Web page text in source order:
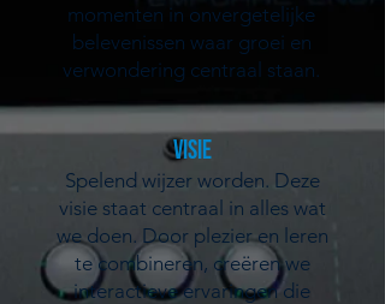
momenten in onvergetelijke
belevenissen waar groei en
verwondering centraal staan.
Visie
Spelend wijzer worden. Deze
visie staat centraal in alles wat
we doen. Door plezier en leren
te combineren, creëren we
interactieve ervaringen die